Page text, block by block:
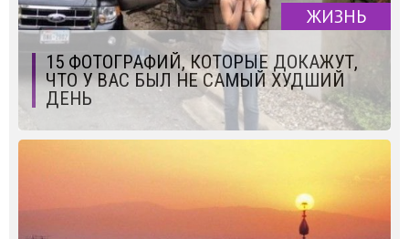
ЖИЗНЬ
15 ФОТОГРАФИЙ, КОТОРЫЕ ДОКАЖУТ,
ЧТО У ВАС БЫЛ НЕ САМЫЙ ХУДШИЙ
ДЕНЬ